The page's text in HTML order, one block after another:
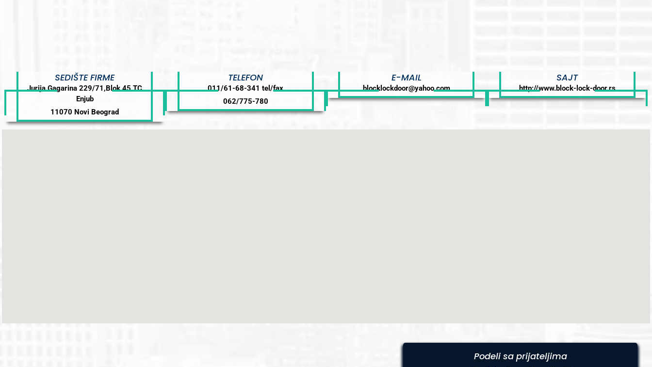
SEDIŠTE FIRME
Jurija Gagarina 229/71,Blok 45,TC
Enjub
11070 Novi Beograd
TELEFON
011/61-68-341 tel/fax
062/775-780
E-MAIL
blocklockdoor@yahoo.com
SAJT
http://www.block-lock-door.rs
Podeli sa prijateljima